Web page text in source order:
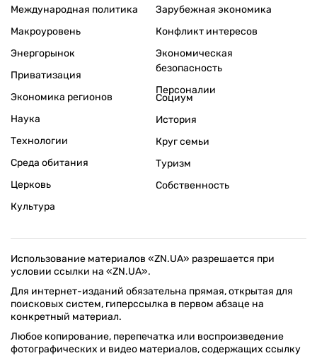
Международная политика
Макроуровень
Энергорынок
Приватизация
Экономика регионов
Зарубежная экономика
Конфликт интересов
Экономическая
безопасность
Персоналии
Наука
Технологии
Среда обитания
Церковь
Культура
Социум
История
Круг семьи
Туризм
Собственность
Использование материалов «ZN.UA» разрешается при
условии ссылки на «ZN.UA».
Для интернет-изданий обязательна прямая, открытая для
поисковых систем, гиперссылка в первом абзаце на
конкретный материал.
Любое копирование, перепечатка или воспроизведение
фотографических и видео материалов, содержащих ссылку